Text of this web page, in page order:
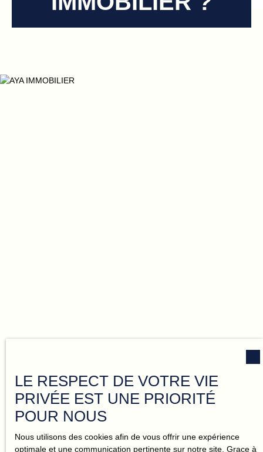
Rejoignez le réseau qui vous
accompagne vers vos objectifs !
discours. L’épanouissement professionnel, c’est du concret, pas
LE RESPECT DE VOTRE VIE
PRIVÉE EST UNE PRIORITÉ
POUR NOUS
Nous utilisons des cookies afin de vous offrir une expérience
optimale et une communication pertinente sur notre site. Grace à